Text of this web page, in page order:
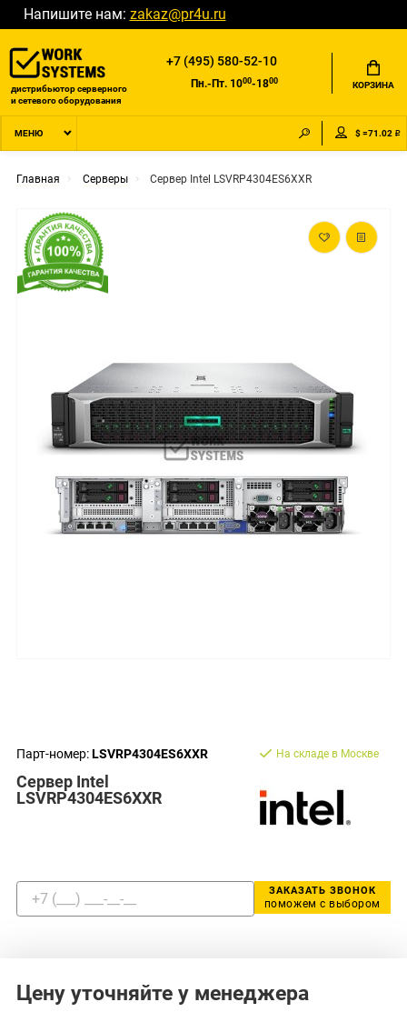
Напишите нам: zakaz@pr4u.ru
дистрибьютор серверного
и сетевого оборудования
+7 (495) 580-52-10
Пн.-Пт. 1000-1800 КОРЗИНА
МЕНЮ $ =71.02 ₽
Главная Серверы Сервер Intel LSVRP4304ES6XXR
Парт-номер:LSVRP4304ES6XXR
Сервер Intel
LSVRP4304ES6XXR
На складе в Москве
ЗАКАЗАТЬ ЗВОНОК
поможем с выбором
Цену уточняйте у менеджера